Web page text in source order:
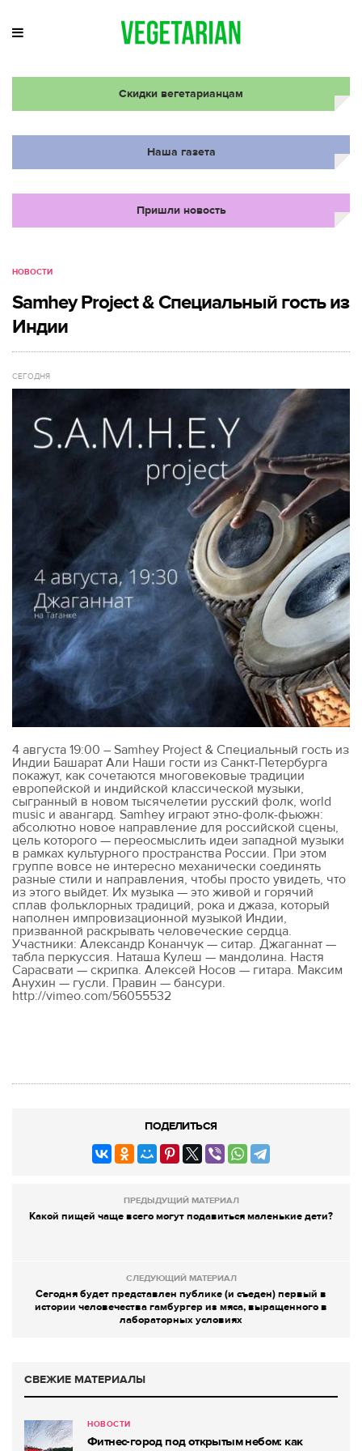
Скидки вегетарианцам
Наша газета
Пришли новость
НОВОСТИ
Samhey Project & Специальный гость из
Индии
СЕГОДНЯ
4 августа 19:00 – Samhey Project & Специальный гость из
Индии Башарат Али Наши гости из Санкт-Петербурга
покажут, как сочетаются многовековые традиции
европейской и индийской классической музыки,
сыгранный в новом тысячелетии русский фолк, world
music и авангард. Samhey играют этно-фолк-фьюжн:
абсолютно новое направление для российской сцены,
цель которого — переосмыслить идеи западной музыки
в рамках культурного пространства России. При этом
группе вовсе не интересно механически соединять
разные стили и направления, чтобы просто увидеть, что
из этого выйдет. Их музыка — это живой и горячий
сплав фольклорных традиций, рока и джаза, который
наполнен импровизационной музыкой Индии,
призванной раскрывать человеческие сердца.
Участники: Александр Конанчук — ситар. Джаганнат —
табла перкуссия. Наташа Кулеш — мандолина. Настя
Сарасвати — скрипка. Алексей Носов — гитара. Максим
Анухин — гусли. Правин — бансури.
http://vimeo.com/56055532
ПОДЕЛИТЬСЯ
ПРЕДЫДУЩИЙ МАТЕРИАЛ
Какой пищей чаще всего могут подавиться маленькие дети?
СЛЕДУЮЩИЙ МАТЕРИАЛ
Сегодня будет представлен публике (и съеден) первый в
истории человечества гамбургер из мяса, выращенного в
лабораторных условиях
СВЕЖИЕ МАТЕРИАЛЫ
НОВОСТИ
Фитнес-город под открытым небом: как